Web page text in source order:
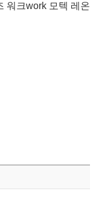
워크work 모텍 레온